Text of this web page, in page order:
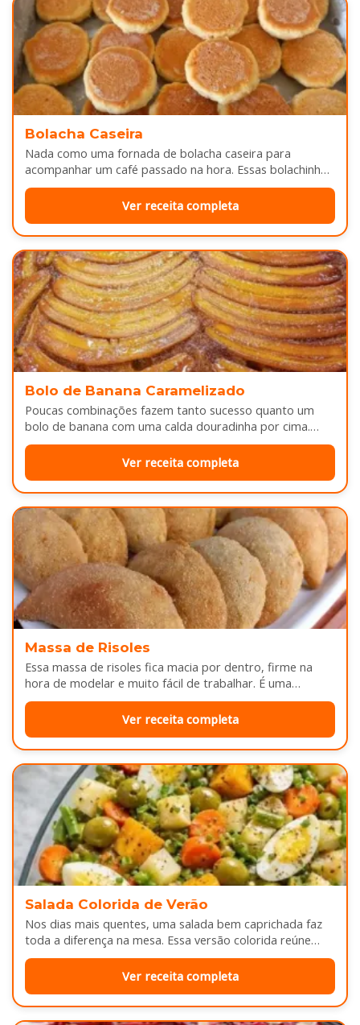
Bolacha Caseira
Nada como uma fornada de bolacha caseira para
acompanhar um café passado na hora. Essas bolachinhas
ficam levemente douradas por…
Ver receita completa
Bolo de Banana Caramelizado
Poucas combinações fazem tanto sucesso quanto um
bolo de banana com uma calda douradinha por cima.
Enquanto assa, aquele cheirinho…
Ver receita completa
Massa de Risoles
Essa massa de risoles fica macia por dentro, firme na
hora de modelar e muito fácil de trabalhar. É uma…
Ver receita completa
Salada Colorida de Verão
Nos dias mais quentes, uma salada bem caprichada faz
toda a diferença na mesa. Essa versão colorida reúne
legumes cozidos…
Ver receita completa